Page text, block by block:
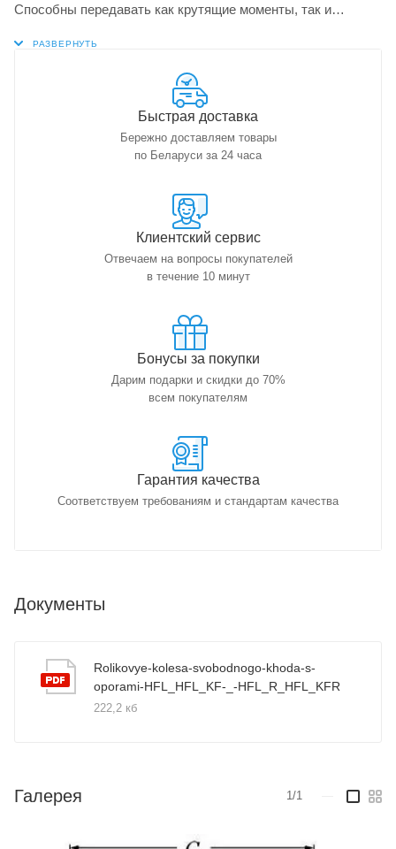
Способны передавать как крутящие моменты, так и
Быстрая доставка
Бережно доставляем товары
по Беларуси за 24 часа
Клиентский сервис
Отвечаем на вопросы покупателей
в течение 10 минут
Бонусы за покупки
Дарим подарки и скидки до 70%
всем покупателям
Гарантия качества
Соответствуем требованиям и стандартам качества
Документы
Rolikovye-kolesa-svobodnogo-khoda-s-
oporami-HFL_HFL_KF-_-HFL_R_HFL_KFR
222,2 кб
Галерея 1/1